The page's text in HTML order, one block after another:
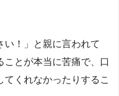
い！」と親に言われて
ことが本当に苦痛で、口
くれなかったりするこ